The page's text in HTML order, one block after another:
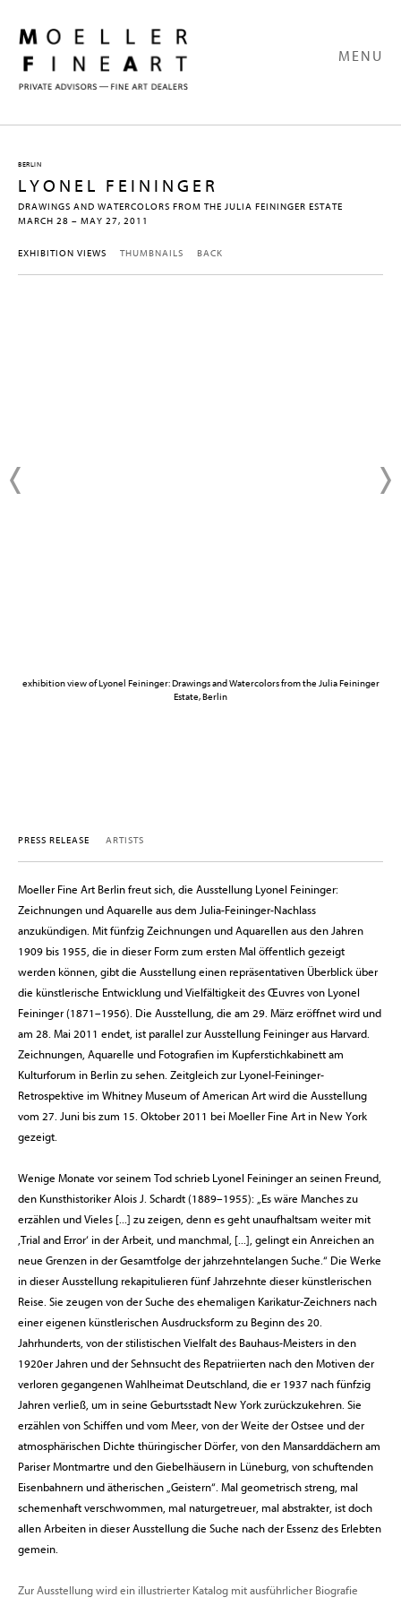
MENU
BERLIN
LYONEL FEININGER
DRAWINGS AND WATERCOLORS FROM THE JULIA FEININGER ESTATE
MARCH 28 – MAY 27, 2011
EXHIBITION VIEWS THUMBNAILS BACK
exhibition view of Lyonel Feininger: Drawings and Watercolors from the Julia Feininger
Estate, Berlin
PRESS RELEASE ARTISTS
Moeller Fine Art Berlin freut sich, die Ausstellung Lyonel Feininger:
Zeichnungen und Aquarelle aus dem Julia-Feininger-Nachlass
anzukündigen. Mit fünfzig Zeichnungen und Aquarellen aus den Jahren
1909 bis 1955, die in dieser Form zum ersten Mal öffentlich gezeigt
werden können, gibt die Ausstellung einen repräsentativen Überblick über
die künstlerische Entwicklung und Vielfältigkeit des Œuvres von Lyonel
Feininger (1871–1956). Die Ausstellung, die am 29. März eröffnet wird und
am 28. Mai 2011 endet, ist parallel zur Ausstellung Feininger aus Harvard.
Zeichnungen, Aquarelle und Fotografien im Kupferstichkabinett am
Kulturforum in Berlin zu sehen. Zeitgleich zur Lyonel-Feininger-
Retrospektive im Whitney Museum of American Art wird die Ausstellung
vom 27. Juni bis zum 15. Oktober 2011 bei Moeller Fine Art in New York
gezeigt.
Wenige Monate vor seinem Tod schrieb Lyonel Feininger an seinen Freund,
den Kunsthistoriker Alois J. Schardt (1889–1955): „Es wäre Manches zu
erzählen und Vieles [...] zu zeigen, denn es geht unaufhaltsam weiter mit
,Trial and Error‘ in der Arbeit, und manchmal, [...], gelingt ein Anreichen an
neue Grenzen in der Gesamtfolge der jahrzehntelangen Suche.“ Die Werke
in dieser Ausstellung rekapitulieren fünf Jahrzehnte dieser künstlerischen
Reise. Sie zeugen von der Suche des ehemaligen Karikatur-Zeichners nach
einer eigenen künstlerischen Ausdrucksform zu Beginn des 20.
Jahrhunderts, von der stilistischen Vielfalt des Bauhaus-Meisters in den
1920er Jahren und der Sehnsucht des Repatriierten nach den Motiven der
verloren gegangenen Wahlheimat Deutschland, die er 1937 nach fünfzig
Jahren verließ, um in seine Geburtsstadt New York zurückzukehren. Sie
erzählen von Schiffen und vom Meer, von der Weite der Ostsee und der
atmosphärischen Dichte thüringischer Dörfer, von den Mansarddächern am
Pariser Montmartre und den Giebelhäusern in Lüneburg, von schuftenden
Eisenbahnern und ätherischen „Geistern“. Mal geometrisch streng, mal
schemenhaft verschwommen, mal naturgetreuer, mal abstrakter, ist doch
allen Arbeiten in dieser Ausstellung die Suche nach der Essenz des Erlebten
gemein.
Zur Ausstellung wird ein illustrierter Katalog mit ausführlicher Biografie